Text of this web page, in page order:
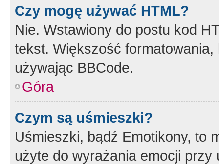
Czy mogę używać HTML?
Nie. Wstawiony do postu kod
tekst. Większość
używając BBCode.
Góra
Czym są uśmieszki?
Uśmieszki, bądź Emotikony, to
użyte do wyrażania emocji